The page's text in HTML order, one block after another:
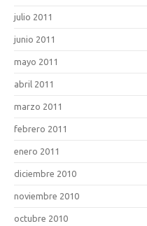
julio 2011
junio 2011
mayo 2011
abril 2011
marzo 2011
febrero 2011
enero 2011
diciembre 2010
noviembre 2010
octubre 2010